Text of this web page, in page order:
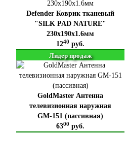
Defender Коврик тканевый
"SILK PAD NATURE"
230x190x1.6мм
1240 руб.
Лидер продаж
GoldMaster Антенна
телевизионная наружная
GM-151 (пассивная)
6300 руб.